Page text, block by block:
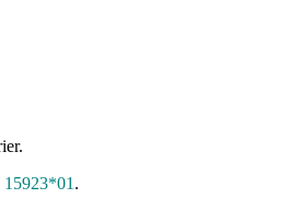
15923*01.